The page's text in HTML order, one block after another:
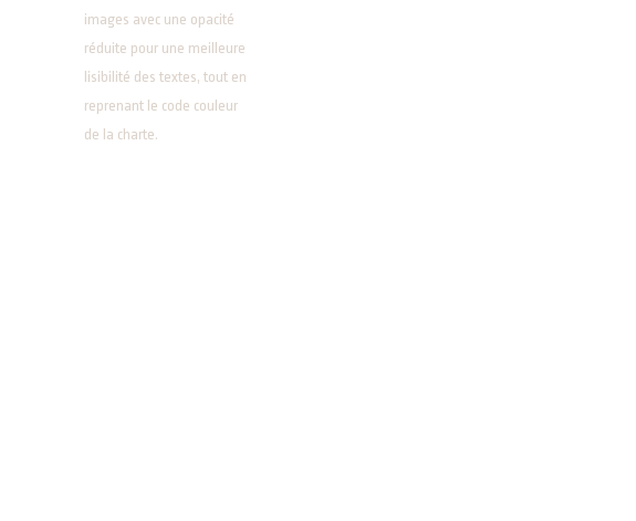
images avec une opacité
réduite pour une meilleure
lisibilité des textes, tout en
reprenant le code couleur
de la charte.